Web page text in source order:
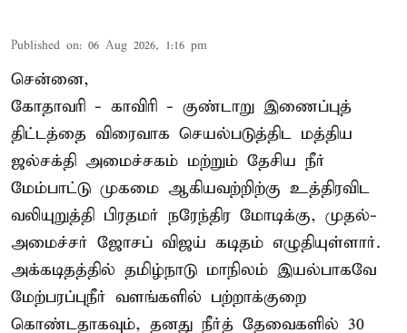
Published on: 06 Aug 2026, 1:16 pm
சென்னை,
கோதாவரி - காவிரி - குண்டாறு இணைப்புத்
திட்டத்தை விரைவாக செயல்படுத்திட மத்திய
ஜல்சக்தி அமைச்சகம் மற்றும் தேசிய நீர்
மேம்பாட்டு முகமை ஆகியவற்றிற்கு உத்திரவிட
வலியுறுத்தி பிரதமர் நரேந்திர மோடிக்கு, முதல்-
அமைச்சர் ஜோசப் விஜய் கடிதம் எழுதியுள்ளார்.
அக்கடிதத்தில் தமிழ்நாடு மாநிலம் இயல்பாகவே
மேற்பரப்புநீர் வளங்களில் பற்றாக்குறை
கொண்டதாகவும், தனது நீர்த் தேவைகளில் 30